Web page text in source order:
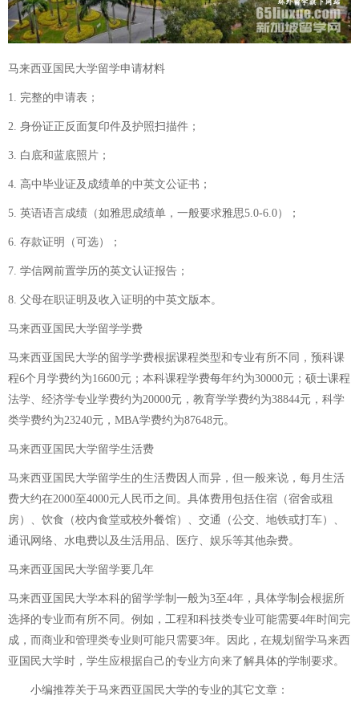
马来西亚国民大学留学申请材料
1. 完整的申请表；
2. 身份证正反面复印件及护照扫描件；
3. 白底和蓝底照片；
4. 高中毕业证及成绩单的中英文公证书；
5. 英语语言成绩（如雅思成绩单，一般要求雅思5.0-6.0）；
6. 存款证明（可选）；
7. 学信网前置学历的英文认证报告；
8. 父母在职证明及收入证明的中英文版本。
马来西亚国民大学留学学费
马来西亚国民大学的留学学费根据课程类型和专业有所不同，预科课
程6个月学费约为16600元；本科课程学费每年约为30000元；硕士课程
法学、经济学专业学费约为20000元，教育学学费约为38844元，科学
类学费约为23240元，MBA学费约为87648元。
马来西亚国民大学留学生活费
马来西亚国民大学留学生的生活费因人而异，但一般来说，每月生活
费大约在2000至4000元人民币之间。具体费用包括住宿（宿舍或租
房）、饮食（校内食堂或校外餐馆）、交通（公交、地铁或打车）、
通讯网络、水电费以及生活用品、医疗、娱乐等其他杂费。
马来西亚国民大学留学要几年
马来西亚国民大学本科的留学学制一般为3至4年，具体学制会根据所
选择的专业而有所不同。例如，工程和科技类专业可能需要4年时间完
成，而商业和管理类专业则可能只需要3年。因此，在规划留学马来西
亚国民大学时，学生应根据自己的专业方向来了解具体的学制要求。
小编推荐关于马来西亚国民大学的专业的其它文章：